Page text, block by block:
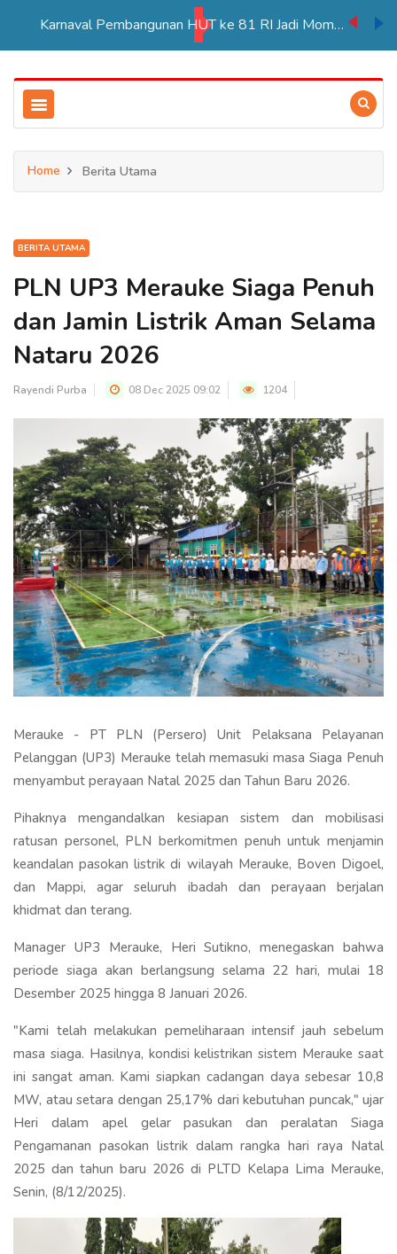
PT BIA Berpartisipasi Pembukaan Pameran HUT RI ke 81 di Distrik Ulilin
Home Berita Utama
BERITA UTAMA
PLN UP3 Merauke Siaga Penuh
dan Jamin Listrik Aman Selama
Nataru 2026
Rayendi Purba 08 Dec 2025 09:02 1204
Merauke - PT PLN (Persero) Unit Pelaksana Pelayanan
Pelanggan (UP3) Merauke telah memasuki masa Siaga Penuh
menyambut perayaan Natal 2025 dan Tahun Baru 2026.
Pihaknya mengandalkan kesiapan sistem dan mobilisasi
ratusan personel, PLN berkomitmen penuh untuk menjamin
keandalan pasokan listrik di wilayah Merauke, Boven Digoel,
dan Mappi, agar seluruh ibadah dan perayaan berjalan
khidmat dan terang.
Manager UP3 Merauke, Heri Sutikno, menegaskan bahwa
periode siaga akan berlangsung selama 22 hari, mulai 18
Desember 2025 hingga 8 Januari 2026.
"Kami telah melakukan pemeliharaan intensif jauh sebelum
masa siaga. Hasilnya, kondisi kelistrikan sistem Merauke saat
ini sangat aman. Kami siapkan cadangan daya sebesar 10,8
MW, atau setara dengan 25,17% dari kebutuhan puncak," ujar
Heri dalam apel gelar pasukan dan peralatan Siaga
Pengamanan pasokan listrik dalam rangka hari raya Natal
2025 dan tahun baru 2026 di PLTD Kelapa Lima Merauke,
Senin, (8/12/2025).